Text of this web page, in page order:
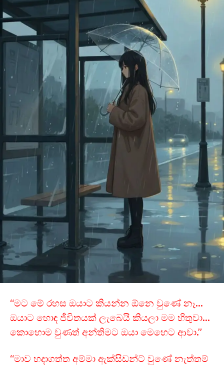
“මට මේ රහස ඔයාට කියන්න ඕනෙ වුණේ නෑ…
ඔයාට හොඳ ජීවිතයක් ලැබෙයි කියලා මම හිතුවා…
කොහොම වුණත් අන්තිමට ඔයා මෙහෙට ආවා.”
“මාව හදාගත්ත අම්මා ඇක්සිඩන්ට් වුණේ නැත්තම්